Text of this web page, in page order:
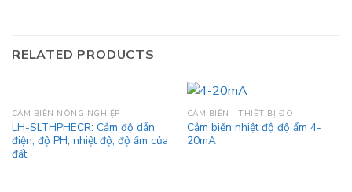
RELATED PRODUCTS
CẢM BIẾN NÔNG NGHIỆP
LH-SLTHPHECR: Cảm độ dẫn
điện, độ PH, nhiệt độ, độ ẩm của
đất
CẢM BIẾN - THIẾT BỊ ĐO
Cảm biến nhiệt độ độ ẩm 4-
20mA